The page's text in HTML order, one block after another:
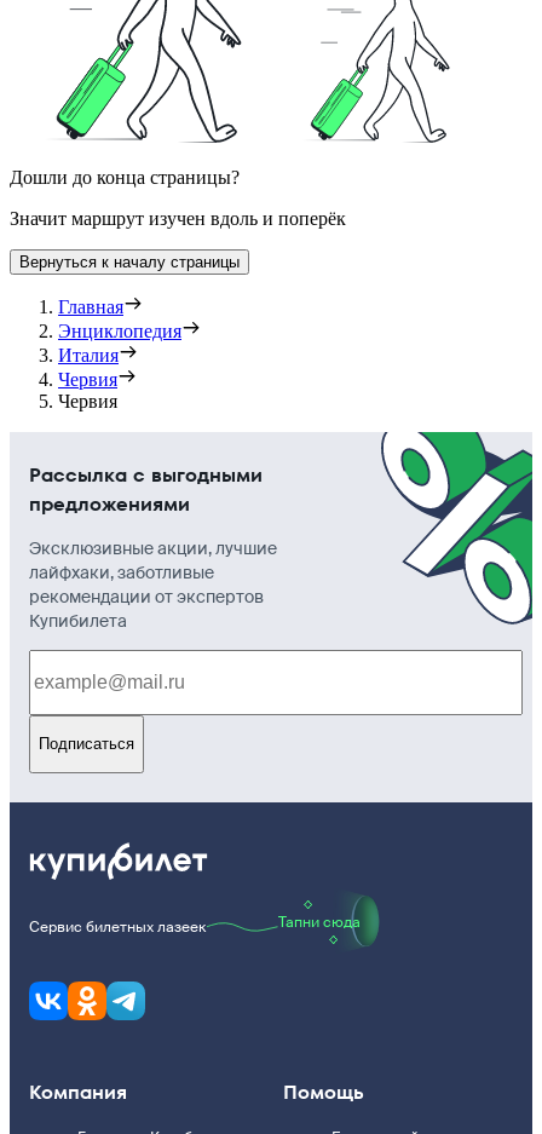
Дошли до конца страницы?
Значит маршрут изучен вдоль и поперёк
Вернуться к началу страницы
Главная
Энциклопедия
Италия
Червия
Червия
Рассылка с выгодными
предложениями
Эксклюзивные акции, лучшие
лайфхаки, заботливые
рекомендации от экспертов
Купибилета
Подписаться
Сервис билетных лазеек Тапни сюда
Компания Помощь